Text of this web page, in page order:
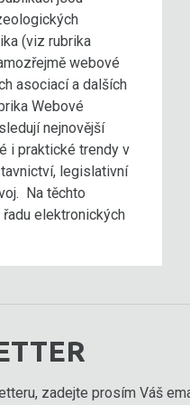
(viz rubrika
webové
asociací a dalších
Webové
nejnovější
i praktické trendy v
legislativní
Na těchto
elektronických
zadejte prosím Váš